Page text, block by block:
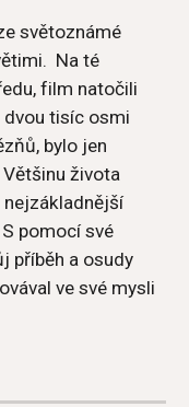
světoznámé
Na té
film natočili
tisíc osmi
bylo jen
života
nejzákladnější
pomocí své
příběh a osudy
ve své mysli